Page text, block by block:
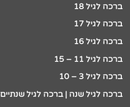
ברכה לגיל 18
ברכה לגיל 17
ברכה לגיל 16
ברכה לגיל 11 – 15
ברכה לגיל 3 – 10
ברכה לגיל שנה | ברכה לגיל שנתיים